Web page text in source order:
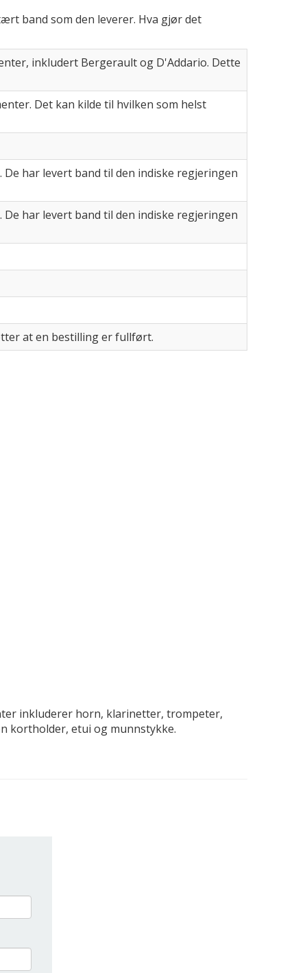
band som den leverer. Hva gjør det
inkludert Bergerault og D'Addario. Dette
Det kan kilde til hvilken som helst
har levert band til den indiske regjeringen
har levert band til den indiske regjeringen
at en bestilling er fullført.
inkluderer horn, klarinetter, trompeter,
kortholder, etui og munnstykke.